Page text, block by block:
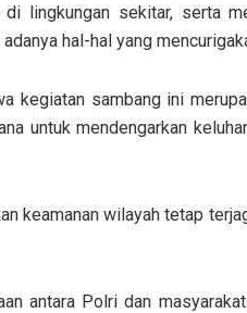
lingkungan sekitar, serta
hal-hal yang
kegiatan sambang ini
untuk mendengarkan
keamanan wilayah tetap
antara Polri dan